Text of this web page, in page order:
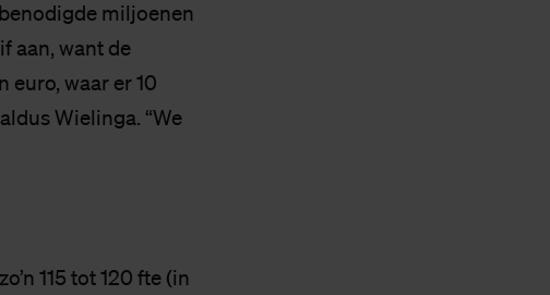
miljoenen
aan, want de
euro, waar er 10
Wielinga. “We
115 tot 120 fte (in